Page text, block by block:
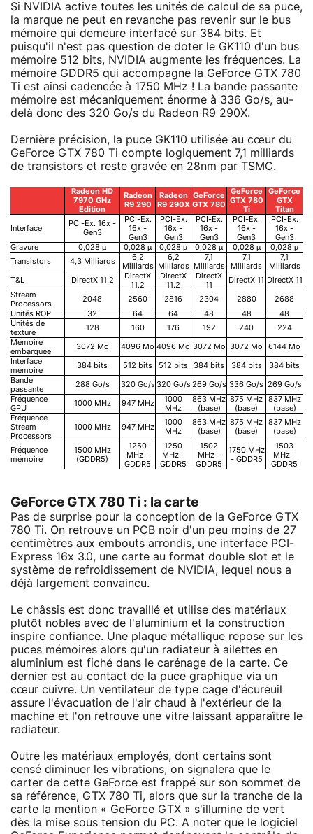
Si NVIDIA active toutes les unités de calcul de sa puce,
la marque ne peut en revanche pas revenir sur le bus
mémoire qui demeure interfacé sur 384 bits. Et
puisqu'il n'est pas question de doter le GK110 d'un bus
mémoire 512 bits, NVIDIA augmente les fréquences. La
mémoire GDDR5 qui accompagne la GeForce GTX 780
Ti est ainsi cadencée à 1750 MHz ! La bande passante
mémoire est mécaniquement énorme à 336 Go/s, au-
delà donc des 320 Go/s du Radeon R9 290X.
Dernière précision, la puce GK110 utilisée au cœur du
GeForce GTX 780 Ti compte logiquement 7,1 milliards
de transistors et reste gravée en 28nm par TSMC.
Radeon HD
7970 GHz
Edition
Radeon
R9 290
Radeon
R9 290X
GeForce
GTX 780
GeForce
GTX 780
Ti
GeForce
GTX
Titan
Interface
PCI-Ex. 16x -
Gen3
PCI-Ex.
16x -
Gen3
PCI-Ex.
16x -
Gen3
PCI-Ex.
16x -
Gen3
PCI-Ex.
16x -
Gen3
PCI-Ex.
16x -
Gen3
Gravure
0,028 µ 0,028 µ 0,028 µ 0,028 µ 0,028 µ
0,028 µ
Transistors
4,3 Milliards
6,2
Milliards
6,2
Milliards
7,1
Milliards
7,1
Milliards
7,1
Milliards
T&L
DirectX 11.2
DirectX
11.2
DirectX
11.2
DirectX
11
DirectX 11
DirectX 11
Stream
Processors
2048 2560 2816 2304 2880
2688
Unités ROP
32 64 64 48 48
48
Unités de
texture
128 160 176 192 240
224
Mémoire
embarquée
3072 Mo 4096 Mo 4096 Mo 3072 Mo 3072 Mo
6144 Mo
Interface
mémoire
384 bits 512 bits 512 bits 384 bits 384 bits
384 bits
Bande
passante
288 Go/s 320 Go/s 320 Go/s 269 Go/s 336 Go/s
269 Go/s
Fréquence
GPU
1000 MHz 947 MHz
1000
MHz
863 MHz
(base)
875 MHz
(base)
837 MHz
(base)
Fréquence
Stream
Processors
1000 MHz 947 MHz
1000
MHz
863 MHz
(base)
875 MHz
(base)
837 MHz
(base)
Fréquence
mémoire
1500 MHz
(GDDR5)
1250
MHz -
GDDR5
1250
MHz -
GDDR5
1502
MHz -
GDDR5
1750 MHz
- GDDR5
1503
MHz -
GDDR5
GeForce GTX 780 Ti : la carte
Pas de surprise pour la conception de la GeForce GTX
780 Ti. On retrouve un PCB noir d'un peu moins de 27
centimètres aux embouts arrondis, une interface PCI-
Express 16x 3.0, une carte au format double slot et le
système de refroidissement de NVIDIA, lequel nous a
déjà largement convaincu.
Le châssis est donc travaillé et utilise des matériaux
plutôt nobles avec de l'aluminium et la construction
inspire confiance. Une plaque métallique repose sur les
puces mémoires alors qu'un radiateur à ailettes en
aluminium est fiché dans le carénage de la carte. Ce
dernier est au contact de la puce graphique via un
cœur cuivre. Un ventilateur de type cage d'écureuil
assure l'évacuation de l'air chaud à l'extérieur de la
machine et l'on retrouve une vitre laissant apparaître le
radiateur.
Outre les matériaux employés, dont certains sont
censé diminuer les vibrations, on signalera que le
carter de cette GeForce est frappé sur son sommet de
sa référence, GTX 780 Ti, alors que sur la tranche de la
carte la mention « GeForce GTX » s'illumine de vert
dès la mise sous tension du PC. A noter que le logiciel